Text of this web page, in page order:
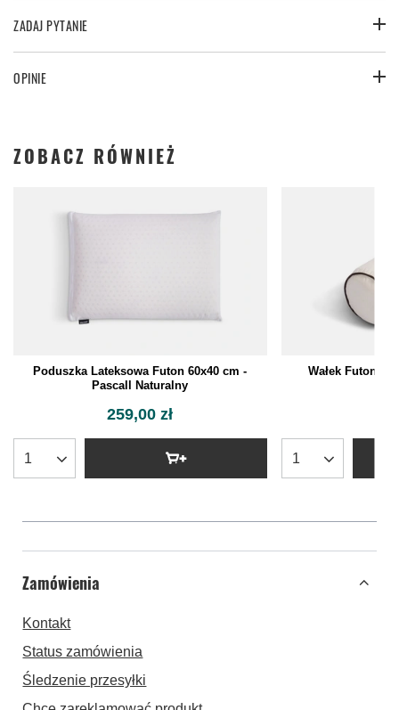
ZADAJ PYTANIE
OPINIE
ZOBACZ RÓWNIEŻ
Poduszka Lateksowa Futon 60x40 cm -
Pascall Naturalny
259,00 zł
Wałek Futon
Zamówienia
Kontakt
Status zamówienia
Śledzenie przesyłki